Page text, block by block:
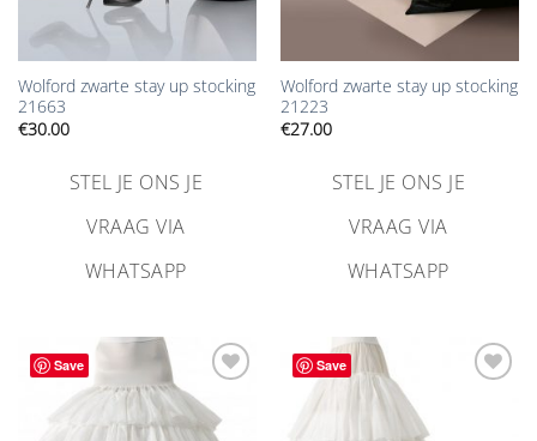
Wolford zwarte stay up stocking
21663
€30.00
STEL JE ONS JE
VRAAG VIA
WHATSAPP
Wolford zwarte stay up stocking
21223
€27.00
STEL JE ONS JE
VRAAG VIA
WHATSAPP
Save
Aan
verlanglijst
toevoegen
Save